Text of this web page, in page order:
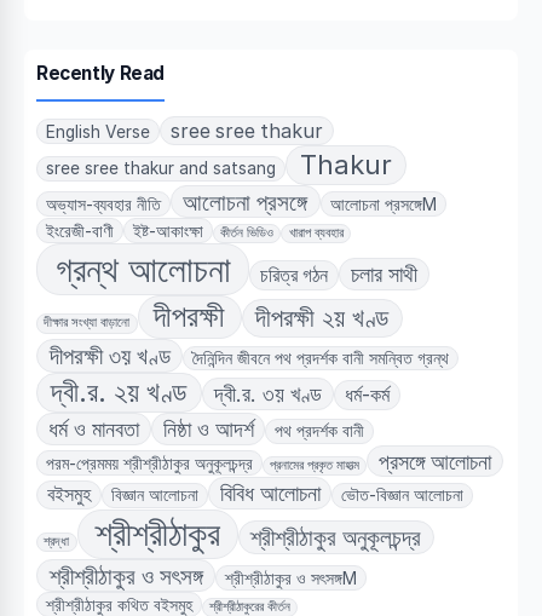
Recently Read
English Verse sree sree thakur
sree sree thakur and satsang Thakur
অভ্যাস-ব্যবহার নীতি আলোচনা প্রসঙ্গে
আলোচনা প্রসঙ্গেM
ইংরেজী-বাণী
ইষ্ট-আকাংক্ষা কীর্তন ভিডিও খারাপ ব্যবহার
গ্রন্থ আলোচনা চরিত্র গঠন চলার সাথী
দীক্ষার সংখ্যা বাড়ানো দীপরক্ষী দীপরক্ষী ২য় খণ্ড
দীপরক্ষী ৩য় খণ্ড দৈনিন্দিন জীবনে পথ প্রদর্শক বানী সমন্বিত গ্রন্থ
দ্বী.র. ২য় খণ্ড দ্বী.র. ৩য় খণ্ড ধর্ম-কর্ম
ধর্ম ও মানবতা নিষ্ঠা ও আদর্শ
পথ প্রদর্শক বানী
পরম-প্রেমময় শ্রীশ্রীঠাকুর অনুকূলচন্দ্র
প্রনামের প্রকৃত মাহাত্ম প্রসঙ্গে আলোচনা
বইসমুহ বিজ্ঞান আলোচনা বিবিধ আলোচনা ভৌত-বিজ্ঞান আলোচনা
শ্রদ্ধা শ্রীশ্রীঠাকুর
শ্রীশ্রীঠাকুর অনুকূলচন্দ্র
শ্রীশ্রীঠাকুর ও সৎসঙ্গ
শ্রীশ্রীঠাকুর ও সৎসঙ্গM
শ্রীশ্রীঠাকুর কথিত বইসমুহ
শ্রীশ্রীঠাকুরের কীর্তন